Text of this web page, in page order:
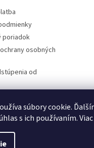
súbory cookie.
s ich používaním.
poriadok
osobných
od